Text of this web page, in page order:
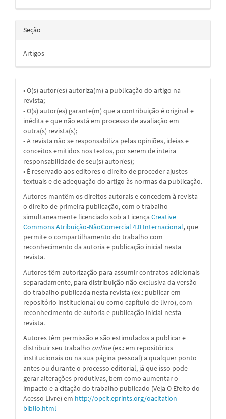
Seção
Artigos
• O(s) autor(es) autoriza(m) a publicação do artigo na
revista;
• O(s) autor(es) garante(m) que a contribuição é original e
inédita e que não está em processo de avaliação em
outra(s) revista(s);
• A revista não se responsabiliza pelas opiniões, ideias e
conceitos emitidos nos textos, por serem de inteira
responsabilidade de seu(s) autor(es);
• É reservado aos editores o direito de proceder ajustes
textuais e de adequação do artigo às normas da publicação.
Autores mantêm os direitos autorais e concedem à revista
o direito de primeira publicação, com o trabalho
simultaneamente licenciado sob a Licença Creative
Commons Atribuição-NãoComercial 4.0 Internacional,que
permite o compartilhamento do trabalho com
reconhecimento da autoria e publicação inicial nesta
revista.
Autores têm autorização para assumir contratos adicionais
separadamente, para distribuição não exclusiva da versão
do trabalho publicada nesta revista (ex.: publicar em
repositório institucional ou como capítulo de livro), com
reconhecimento de autoria e publicação inicial nesta
revista.
Autores têm permissão e são estimulados a publicar e
distribuir seu trabalho online(ex.: em repositórios
institucionais ou na sua página pessoal) a qualquer ponto
antes ou durante o processo editorial, já que isso pode
gerar alterações produtivas, bem como aumentar o
impacto e a citação do trabalho publicado (Veja O Efeito do
Acesso Livre) em http://opcit.eprints.org/oacitation-
biblio.html